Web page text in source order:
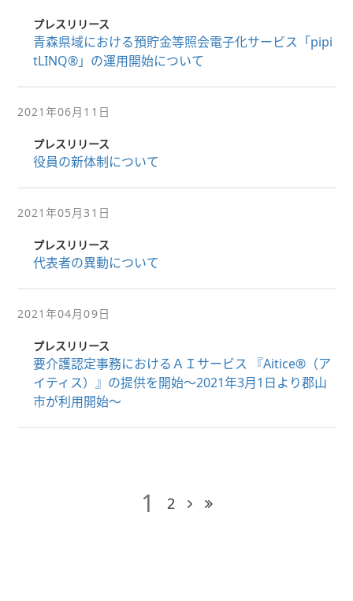
プレスリリース
青森県域における預貯金等照会電子化サービス「pipi
tLINQ®」の運用開始について
2021年06月11日
プレスリリース
役員の新体制について
2021年05月31日
プレスリリース
代表者の異動について
2021年04月09日
プレスリリース
要介護認定事務におけるＡＩサービス 『Aitice®︎（ア
イティス）』の提供を開始～2021年3月1日より郡山
市が利用開始～
1 2